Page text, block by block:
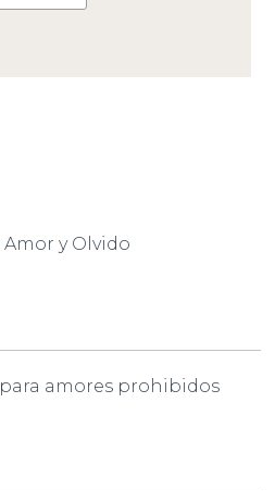
Amor y Olvido
para amores prohibidos